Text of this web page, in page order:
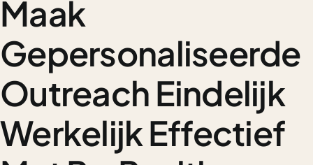
Maak
Gepersonaliseerde
Outreach Eindelijk
Werkelijk Effectief